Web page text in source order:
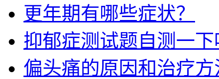
更年期有哪些症状？
抑郁症测试题自测一下
偏头痛的原因和治疗方